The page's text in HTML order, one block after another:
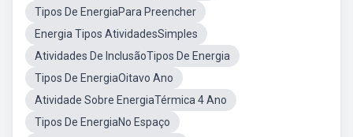
Tipos De EnergiaPara Preencher
Energia Tipos AtividadesSimples
Atividades De InclusãoTipos De Energia
Tipos De EnergiaOitavo Ano
Atividade Sobre EnergiaTérmica 4 Ano
Tipos De EnergiaNo Espaço